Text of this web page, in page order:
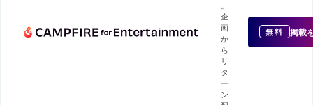
企
画
か
ら
リ
タ
ー
ン
無料 掲載